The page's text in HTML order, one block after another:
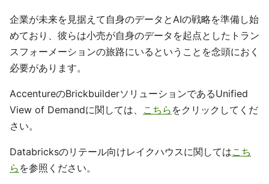
企業が未来を見据えて自身のデータとAIの戦略を準備し始
めており、彼らは小売が自身のデータを起点としたトラン
スフォーメーションの旅路にいるということを念頭におく
必要があります。
AccentureのBrickbuilderソリューションであるUnified
View of Demandに関しては、 こちら をクリックしてくだ
さい。
Databricksのリテール向けレイクハウスに関してはこち
ら を参照ください。